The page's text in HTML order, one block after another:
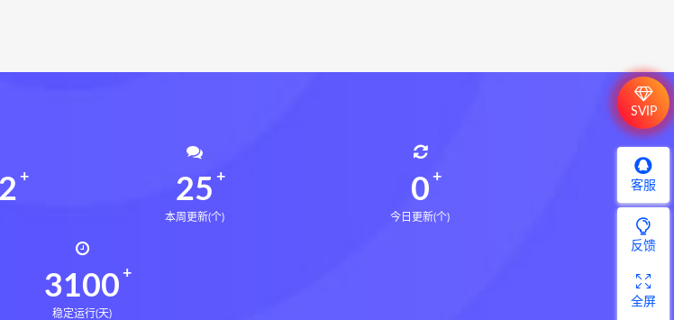
25
本周更新(个)
0
今日更新(个)
3128
稳定运行(天)
SVIP
客服
反馈
全屏